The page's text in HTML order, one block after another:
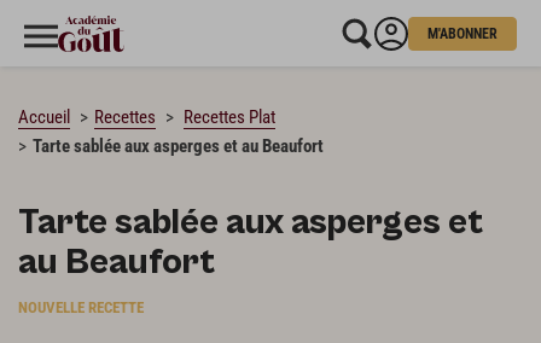
M'ABONNER
Accueil Recettes
Recettes Plat
Tarte sablée aux asperges et au Beaufort
Tarte sablée aux asperges et
au Beaufort
NOUVELLE RECETTE
CHARGEMENT…